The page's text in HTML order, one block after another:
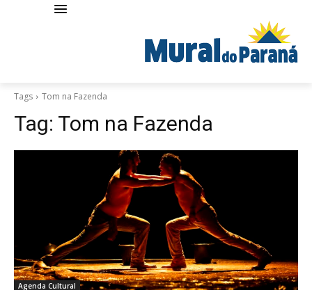
Tags Tom na Fazenda
Tag: Tom na Fazenda
Agenda Cultural